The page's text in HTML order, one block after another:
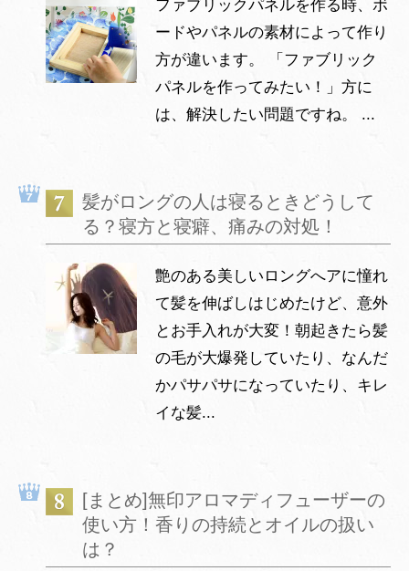
ファブリックパネルを作る時、ボ
ードやパネルの素材によって作り
方が違います。 「ファブリック
パネルを作ってみたい！」方に
は、解決したい問題ですね。 ...
髪がロングの人は寝るときどうして
る？寝方と寝癖、痛みの対処！
艶のある美しいロングへアに憧れ
て髪を伸ばしはじめたけど、意外
とお手入れが大変！朝起きたら髪
の毛が大爆発していたり、なんだ
かパサパサになっていたり、キレ
イな髪...
[まとめ]無印アロマディフューザーの
使い方！香りの持続とオイルの扱い
は？